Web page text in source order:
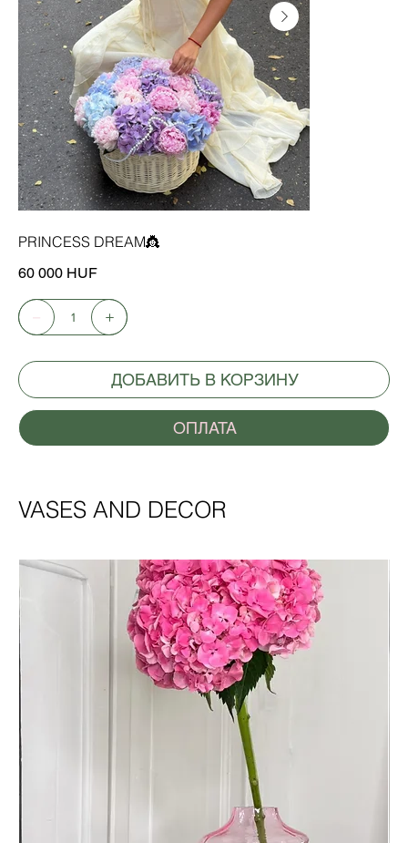
PRINCESS DREAM👸
60 000 HUF
ДОБАВИТЬ В КОРЗИНУ
ОПЛАТА
VASES AND DECOR